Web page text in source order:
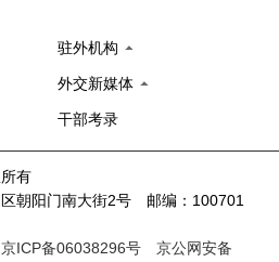
驻外机构
外交新媒体
干部考录
有
朝阳门南大街2号 邮编：100701
京ICP备06038296号
京公网安备